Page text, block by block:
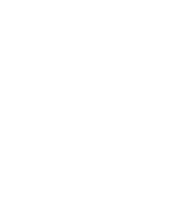
Giá cước
ứng dụng.
cấp dịch vụ đưa
khách có thể